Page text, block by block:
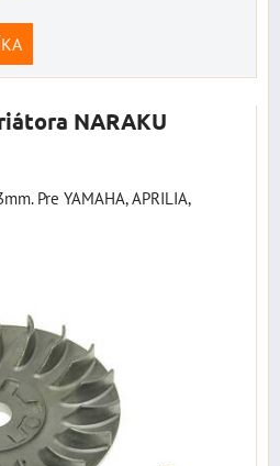
NARAKU
Pre YAMAHA, APRILIA,